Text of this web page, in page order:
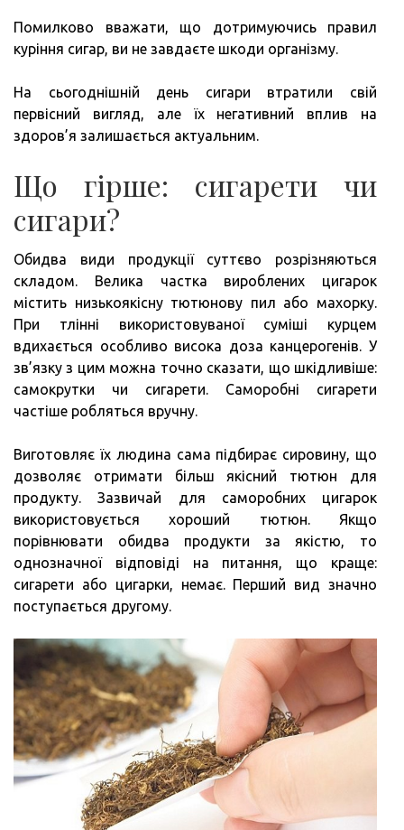
Помилково вважати, що дотримуючись правил
куріння сигар, ви не завдаєте шкоди організму.
На сьогоднішній день сигари втратили свій
первісний вигляд, але їх негативний вплив на
здоров’я залишається актуальним.
Що гірше: сигарети чи
сигари?
Обидва види продукції суттєво розрізняються
складом. Велика частка вироблених цигарок
містить низькоякісну тютюнову пил або махорку.
При тлінні використовуваної суміші курцем
вдихається особливо висока доза канцерогенів. У
зв’язку з цим можна точно сказати, що шкідливіше:
самокрутки чи сигарети. Саморобні сигарети
частіше робляться вручну.
Виготовляє їх людина сама підбирає сировину, що
дозволяє отримати більш якісний тютюн для
продукту. Зазвичай для саморобних цигарок
використовується хороший тютюн. Якщо
порівнювати обидва продукти за якістю, то
однозначної відповіді на питання, що краще:
сигарети або цигарки, немає. Перший вид значно
поступається другому.